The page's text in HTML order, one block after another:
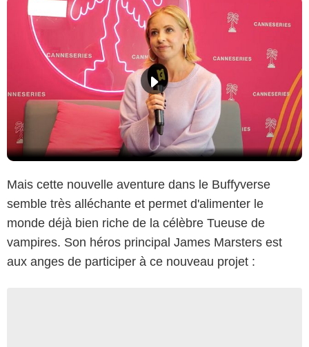
Mais cette nouvelle aventure dans le Buffyverse
semble très alléchante et permet d'alimenter le
monde déjà bien riche de la célèbre Tueuse de
vampires. Son héros principal James Marsters est
aux anges de participer à ce nouveau projet :